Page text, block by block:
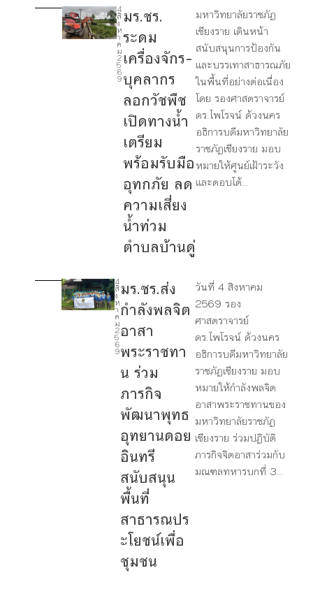
4
สิ
ง
ห
า
ค
ม
2
5
6
9
มร.ชร.
ระดม
เครื่องจักร–
บุคลากร
ลอกวัชพืช
เปิดทางน้ำ
เตรียม
พร้อมรับมือ
อุทกภัย ลด
ความเสี่ยง
น้ำท่วม
ตำบลบ้านดู่
มหาวิทยาลัยราชภัฏ
เชียงราย เดินหน้า
สนับสนุนการป้องกัน
และบรรเทาสาธารณภัย
ในพื้นที่อย่างต่อเนื่อง
โดย รองศาสตราจารย์
ดร.ไพโรจน์ ด้วงนคร
อธิการบดีมหาวิทยาลัย
ราชภัฏเชียงราย มอบ
หมายให้ศูนย์เฝ้าระวัง
และตอบโต้...
4
สิ
ง
ห
า
ค
ม
2
5
6
9
มร.ชร.ส่ง
กำลังพลจิต
อาสา
พระราชทา
น ร่วม
ภารกิจ
พัฒนาพุทธ
อุทยานดอย
อินทรี
สนับสนุน
พื้นที่
สาธารณปร
ะโยชน์เพื่อ
ชุมชน
วันที่ 4 สิงหาคม
2569 รอง
ศาสตราจารย์
ดร.ไพโรจน์ ด้วงนคร
อธิการบดีมหาวิทยาลัย
ราชภัฏเชียงราย มอบ
หมายให้กำลังพลจิต
อาสาพระราชทานของ
มหาวิทยาลัยราชภัฏ
เชียงราย ร่วมปฏิบัติ
ภารกิจจิตอาสาร่วมกับ
มณฑลทหารบกที่ 3...